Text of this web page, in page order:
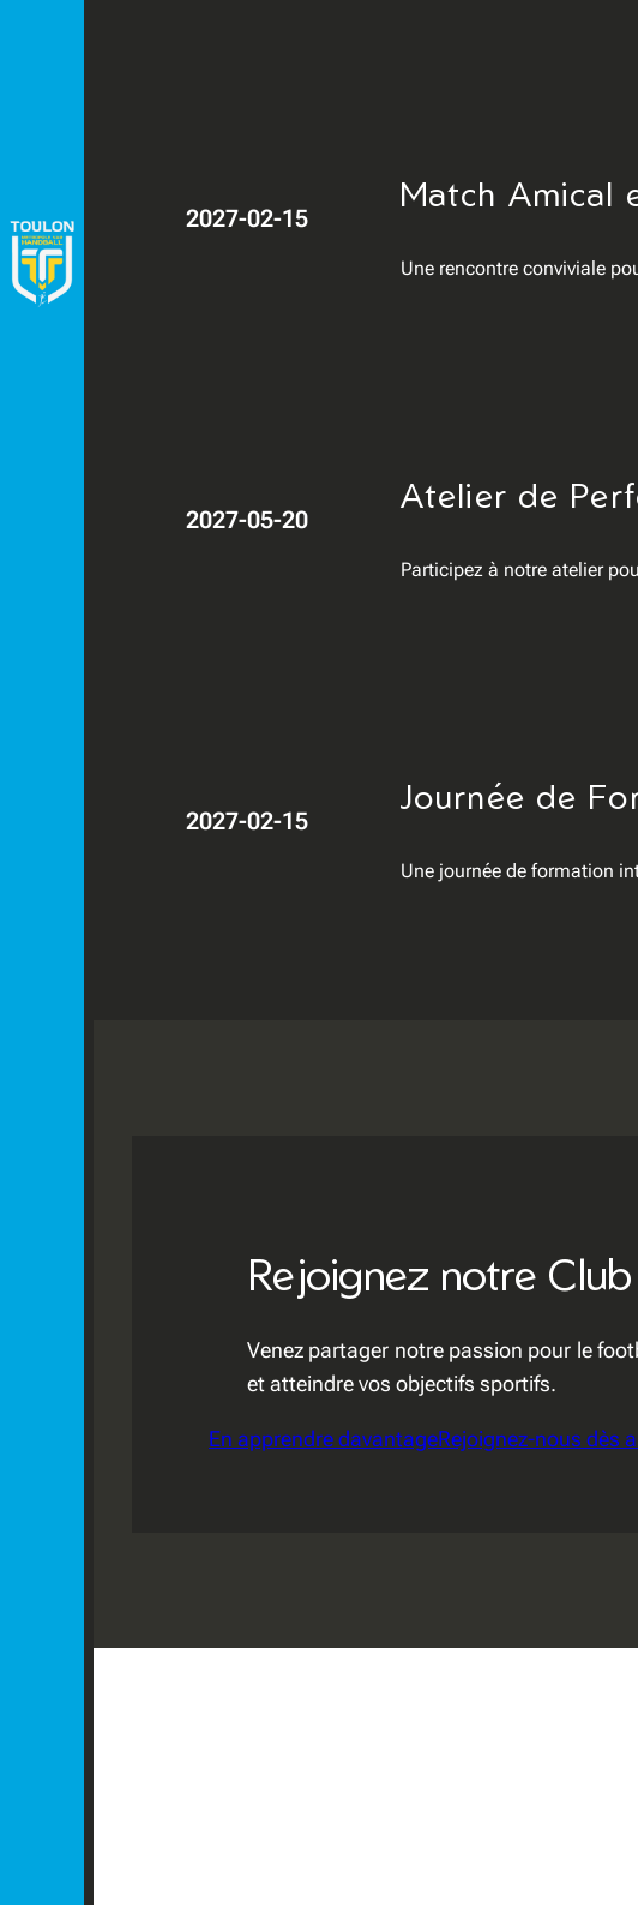
2027-02-15
Match Amical
Une rencontre conviviale
2027-05-20
Atelier de
Participez à notre atelier
2027-02-15
Journée de
Une journée de formation
Rejoignez notre
Venez partager notre passion pour le
et atteindre vos objectifs sportifs.
En apprendre davantageRejoignez-nous dès